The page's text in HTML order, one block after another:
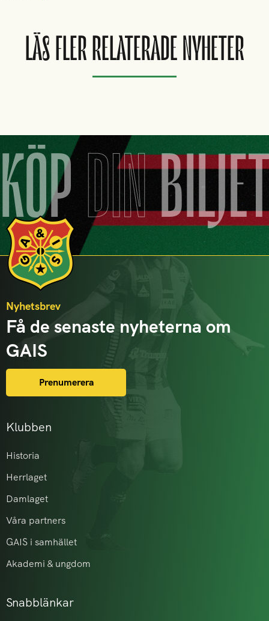
LÄS FLER RELATERADE NYHETER
KÖPDIN
Klubben
Historia
Herrlaget
Damlaget
Våra partners
GAIS i samhället
Akademi & ungdom
Snabblänkar
Nyhetsbrev
Få de senaste nyheterna om
GAIS
Prenumerera